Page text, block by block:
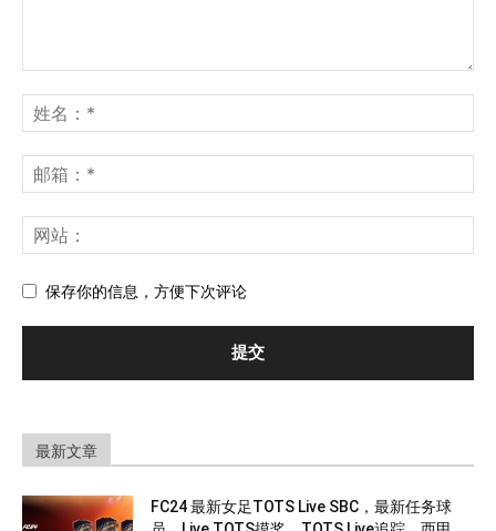
保存你的信息，方便下次评论
最新文章
FC24 最新女足TOTS Live SBC，最新任务球